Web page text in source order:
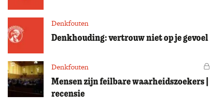
Denkfouten
Denkhouding: vertrouw niet op je gevoel
Denkfouten
Mensen zijn feilbare waarheidszoekers |
recensie